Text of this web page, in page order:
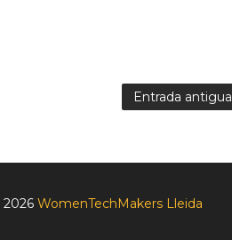
Entrada antigua
2026 WomenTechMakers Lleida